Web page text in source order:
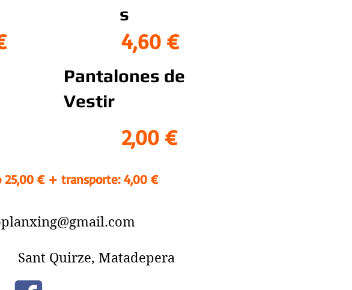
s
4,60 €
Pantalones de
Vestir
2,00 €
€ + transporte: 4,00 €
Sant Quirze, Matadepera